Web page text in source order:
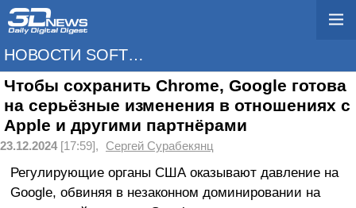
НОВОСТИ SOFTWARE
Чтобы сохранить Chrome, Google готова
на серьёзные изменения в отношениях с
Apple и другими партнёрами
23.12.2024[17:59], Сергей Сурабекянц
Регулирующие органы США оказывают давление на
Google, обвиняя в незаконном доминировании на